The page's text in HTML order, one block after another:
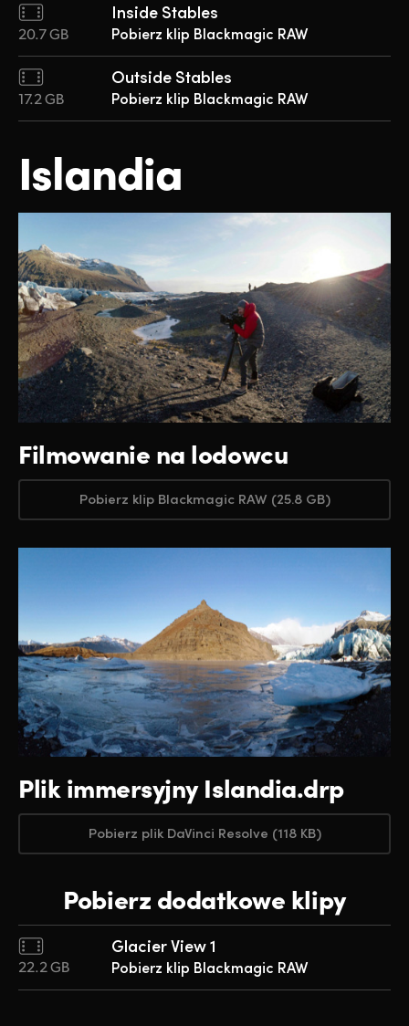
Inside Stables
20.7 GB Pobierz klip Blackmagic RAW
Outside Stables
17.2 GB Pobierz klip Blackmagic RAW
Islandia
Filmowanie na lodowcu
Pobierz klip Blackmagic RAW (25.8 GB)
Plik immersyjny Islandia.drp
Pobierz plik DaVinci Resolve (118 KB)
Pobierz dodatkowe klipy
Glacier View 1
22.2 GB Pobierz klip Blackmagic RAW